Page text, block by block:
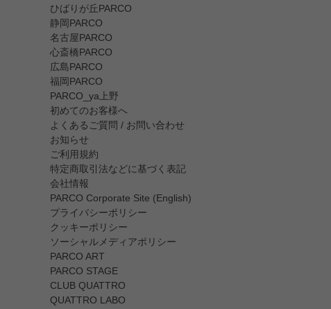
ひばりが丘PARCO
静岡PARCO
名古屋PARCO
心斎橋PARCO
広島PARCO
福岡PARCO
PARCO_ya上野
初めてのお客様へ
よくあるご質問 / お問い合わせ
お知らせ
ご利用規約
特定商取引法などに基づく表記
会社情報
PARCO Corporate Site (English)
プライバシーポリシー
クッキーポリシー
ソーシャルメディアポリシー
PARCO ART
PARCO STAGE
CLUB QUATTRO
QUATTRO LABO